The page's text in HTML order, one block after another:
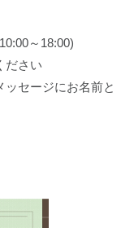
～18:00)
ださい
ッセージにお名前と